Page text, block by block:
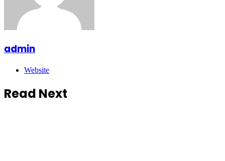
admin
Website
Read Next